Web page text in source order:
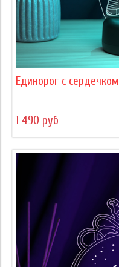
Единорог с сердечком
1 490 руб